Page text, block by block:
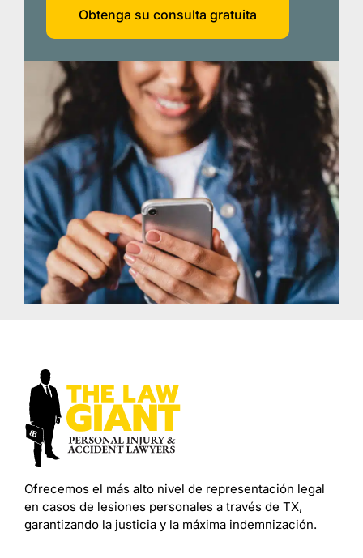
Obtenga su consulta gratuita
Ofrecemos el más alto nivel de representación legal
en casos de lesiones personales a través de TX,
garantizando la justicia y la máxima indemnización.